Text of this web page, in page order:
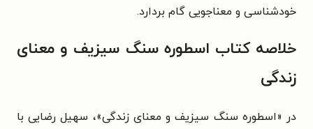
خودشناسی و معناجویی گام بردارد.
خلاصه کتاب اسطوره سنگ سیزیف و معنای
زندگی
در «اسطوره سنگ سیزیف و معنای زندگی»، سهیل رضایی با